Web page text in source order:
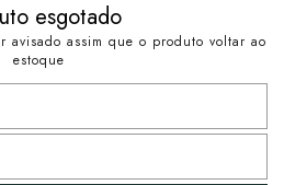
esgotado
avisado assim que o produto voltar ao
estoque